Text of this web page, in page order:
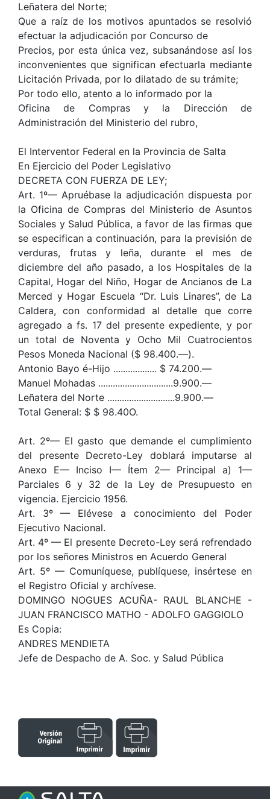
Leñatera del Norte;
Que a raíz de los motivos apuntados se resolvió
efectuar la adjudicación por Concurso de
Precios, por esta única vez, subsanándose así los
inconvenientes que significan efectuarla mediante
Licitación Privada, por lo dilatado de su trámite;
Por todo ello, atento a lo informado por la
Oficina de Compras y la Dirección de
Administración del Ministerio del rubro,
El Interventor Federal en la Provincia de Salta
En Ejercicio del Poder Legislativo
DECRETA CON FUERZA DE LEY;
Art. 1º— Apruébase la adjudicación dispuesta por
la Oficina de Compras del Ministerio de Asuntos
Sociales y Salud Pública, a favor de las firmas que
se especifican a continuación, para la previsión de
verduras, frutas y leña, durante el mes de
diciembre del año pasado, a los Hospitales de la
Capital, Hogar del Niño, Hogar de Ancianos de La
Merced y Hogar Escuela “Dr. Luis Linares”, de La
Caldera, con conformidad al detalle que corre
agregado a fs. 17 del presente expediente, y por
un total de Noventa y Ocho Mil Cuatrocientos
Pesos Moneda Nacional ($ 98.400.—).
Antonio Bayo é-Hijo .................. $ 74.200.—
Manuel Mohadas ...............................9.900.—
Leñatera del Norte ............................9.900.—
Total General: $ $ 98.40O.
Art. 2º— El gasto que demande el cumplimiento
del presente Decreto-Ley doblará imputarse al
Anexo E— Inciso I— Ítem 2— Principal a) 1—
Parciales 6 y 32 de la Ley de Presupuesto en
vigencia. Ejercicio 1956.
Art. 3º — Elévese a conocimiento del Poder
Ejecutivo Nacional.
Art. 4º — El presente Decreto-Ley será refrendado
por los señores Ministros en Acuerdo General
Art. 5º — Comuníquese, publíquese, insértese en
el Registro Oficial y archívese.
DOMINGO NOGUES ACUÑA- RAUL BLANCHE -
JUAN FRANCISCO MATHO - ADOLFO GAGGIOLO
Es Copia:
ANDRES MENDIETA
Jefe de Despacho de A. Soc. y Salud Pública